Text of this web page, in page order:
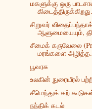
மகளுக்கு ஒரு
சிறுவர்
ஆளுமையையும்,
சீமைக் கருவேலை
மரங்களை
பூவரசு
உலகின் நுரையீரல்
சீமெந்துக் கற்
நந்திக் கடல்